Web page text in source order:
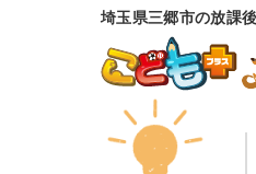
埼玉県三郷市の放課